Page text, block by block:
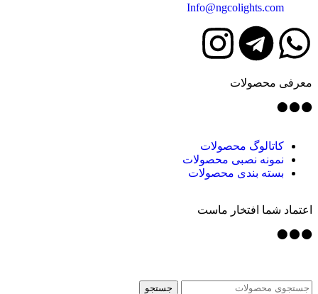
Info@ngcolights.com
معرفی محصولات
کاتالوگ محصولات
نمونه نصبی محصولات
بسته بندی محصولات
اعتماد شما افتخار ماست
جستجو